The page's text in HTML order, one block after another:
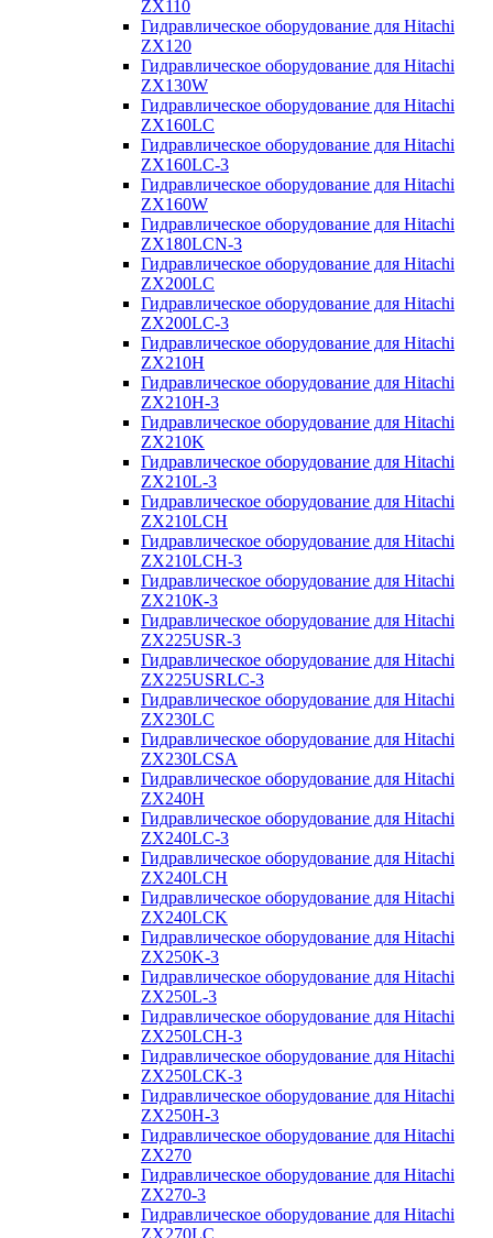
ZX110
Гидравлическое оборудование для Hitachi
ZX120
Гидравлическое оборудование для Hitachi
ZX130W
Гидравлическое оборудование для Hitachi
ZX160LC
Гидравлическое оборудование для Hitachi
ZX160LC-3
Гидравлическое оборудование для Hitachi
ZX160W
Гидравлическое оборудование для Hitachi
ZX180LCN-3
Гидравлическое оборудование для Hitachi
ZX200LC
Гидравлическое оборудование для Hitachi
ZX200LC-3
Гидравлическое оборудование для Hitachi
ZX210H
Гидравлическое оборудование для Hitachi
ZX210H-3
Гидравлическое оборудование для Hitachi
ZX210K
Гидравлическое оборудование для Hitachi
ZX210L-3
Гидравлическое оборудование для Hitachi
ZX210LCH
Гидравлическое оборудование для Hitachi
ZX210LCH-3
Гидравлическое оборудование для Hitachi
ZX210К-3
Гидравлическое оборудование для Hitachi
ZX225USR-3
Гидравлическое оборудование для Hitachi
ZX225USRLC-3
Гидравлическое оборудование для Hitachi
ZX230LC
Гидравлическое оборудование для Hitachi
ZX230LCSA
Гидравлическое оборудование для Hitachi
ZX240H
Гидравлическое оборудование для Hitachi
ZX240LC-3
Гидравлическое оборудование для Hitachi
ZX240LCH
Гидравлическое оборудование для Hitachi
ZX240LCK
Гидравлическое оборудование для Hitachi
ZX250K-3
Гидравлическое оборудование для Hitachi
ZX250L-3
Гидравлическое оборудование для Hitachi
ZX250LCH-3
Гидравлическое оборудование для Hitachi
ZX250LCK-3
Гидравлическое оборудование для Hitachi
ZX250Н-3
Гидравлическое оборудование для Hitachi
ZX270
Гидравлическое оборудование для Hitachi
ZX270-3
Гидравлическое оборудование для Hitachi
ZX270LC